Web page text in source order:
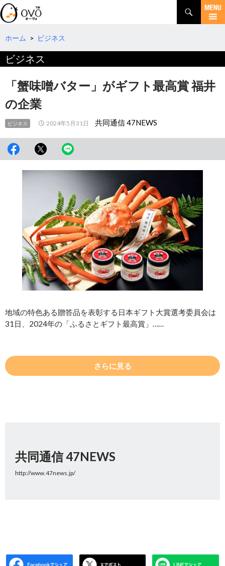
検
索
コ
テ
へ
ホーム > ビジネス
ビジネス
「蟹味噌バター」がギフト最高賞 福井
の企業
ビジネス 2024年5月31日 共同通信 47NEWS
地域の特色ある贈答品を表彰する日本ギフト大賞選考委員会は
31日、2024年の「ふるさとギフト最高賞」……
さらに見る
共同通信 47NEWS
http://www.47news.jp/